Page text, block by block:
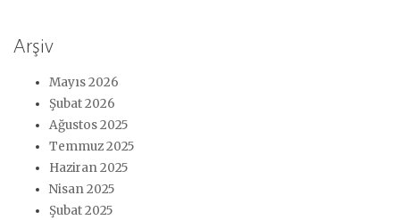
Arşiv
Mayıs 2026
Şubat 2026
Ağustos 2025
Temmuz 2025
Haziran 2025
Nisan 2025
Şubat 2025